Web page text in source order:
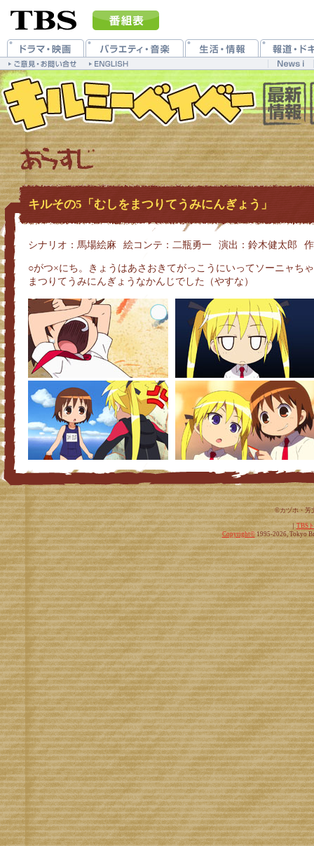
キルその5「むしをまつりてうみにんぎょう」
シナリオ：馬場絵麻 絵コンテ：二瓶勇一 演出：鈴木健太郎
○がつ×にち。きょうはあさおきてがっこうにいってソーニャち
まつりてうみにんぎょうなかんじでした（やすな）
©カヅホ・芳
｜TBS
Copyright© 1995-2026, Tokyo